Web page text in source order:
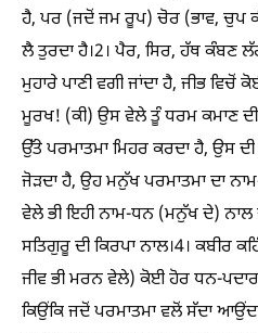
ਹੈ, ਪਰ (ਜਦੋਂ ਜਮ ਰੂਪ) ਚੋਰ (ਭਾਵ, ਚੁਪ
ਲੈ ਤੁਰਦਾ ਹੈ।2। ਪੈਰ, ਸਿਰ, ਹੱਥ ਕੰਬਣ
ਮੁਹਾਰੇ ਪਾਣੀ ਵਗੀ ਜਾਂਦਾ ਹੈ, ਜੀਭ ਵਿਚੋਂ
ਮੂਰਖ! (ਕੀ) ਉਸ ਵੇਲੇ ਤੂੰ ਧਰਮ ਕਮਾਣ
ਉੱਤੇ ਪਰਮਾਤਮਾ ਮਿਹਰ ਕਰਦਾ ਹੈ, ਉਸ
ਜੋੜਦਾ ਹੈ, ਉਹ ਮਨੁੱਖ ਪਰਮਾਤਮਾ ਦਾ
ਵੇਲੇ ਭੀ ਇਹੀ ਨਾਮ-ਧਨ (ਮਨੁੱਖ ਦੇ) ਨਾਲ
ਸਤਿਗੁਰੂ ਦੀ ਕਿਰਪਾ ਨਾਲ।4। ਕਬੀਰ
ਜੀਵ ਭੀ ਮਰਨ ਵੇਲੇ) ਕੋਈ ਹੋਰ ਧਨ-
ਕਿਉਂਕਿ ਜਦੋਂ ਪਰਮਾਤਮਾ ਵਲੋਂ ਸੱਦਾ